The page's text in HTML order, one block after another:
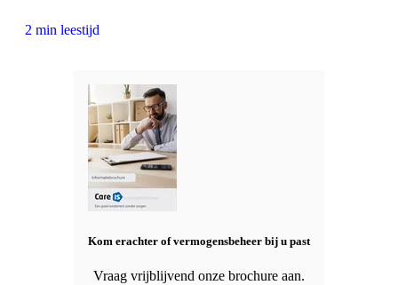
2 min leestijd
Kom erachter of vermogensbeheer bij u past
Vraag vrijblijvend onze brochure aan.